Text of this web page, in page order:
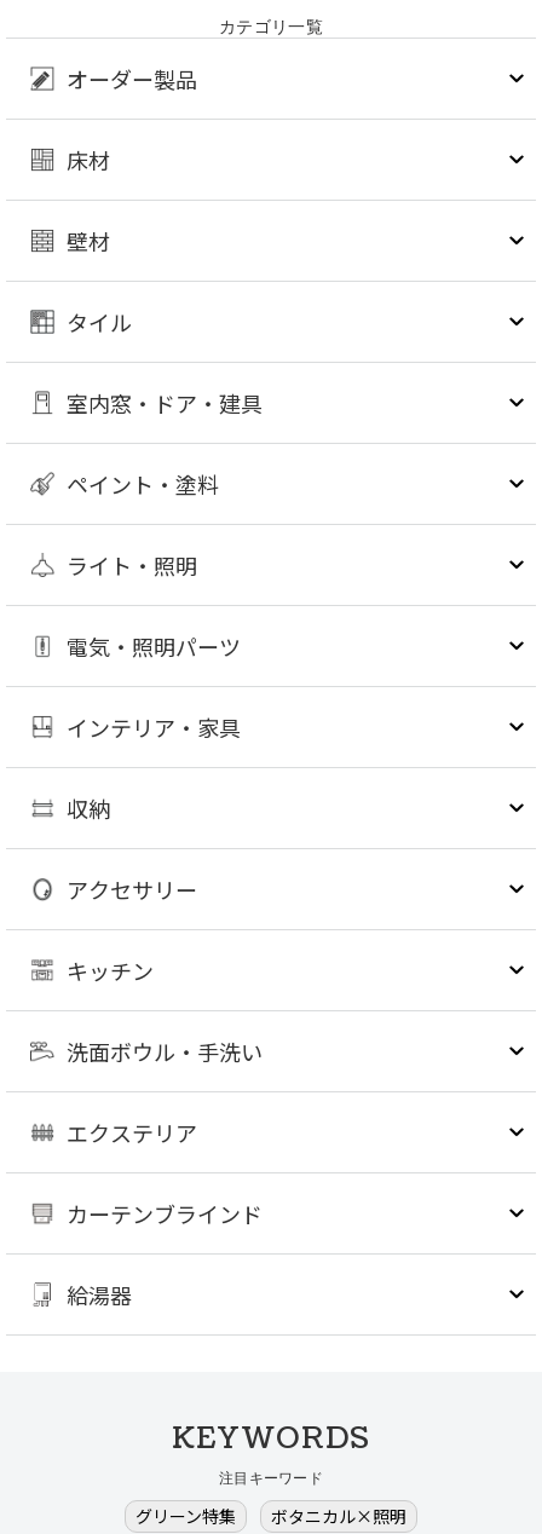
カテゴリ一覧
オーダー製品
床材
壁材
タイル
室内窓・ドア・建具
ペイント・塗料
ライト・照明
電気・照明パーツ
インテリア・家具
収納
アクセサリー
キッチン
洗面ボウル・手洗い
エクステリア
カーテンブラインド
給湯器
KEYWORDS
注目キーワード
グリーン特集
ボタニカル×照明